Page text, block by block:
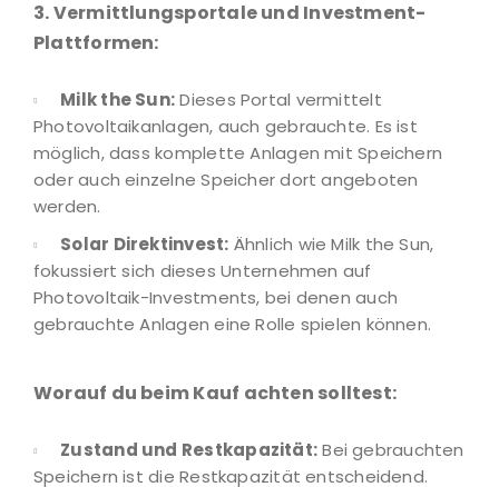
3. Vermittlungsportale und Investment-
Plattformen:
Milk the Sun:Dieses Portal vermittelt
Photovoltaikanlagen, auch gebrauchte. Es ist
möglich, dass komplette Anlagen mit Speichern
oder auch einzelne Speicher dort angeboten
werden.
Solar Direktinvest: Ähnlich wie Milk the Sun,
fokussiert sich dieses Unternehmen auf
Photovoltaik-Investments, bei denen auch
gebrauchte Anlagen eine Rolle spielen können.
Worauf du beim Kauf achten solltest:
Zustand und Restkapazität:Bei gebrauchten
Speichern ist die Restkapazität entscheidend.